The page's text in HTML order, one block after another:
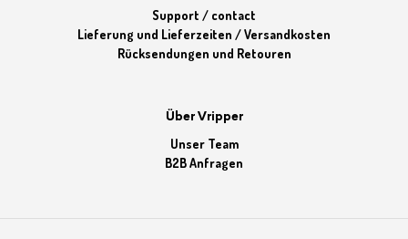
Support / contact
Lieferung und Lieferzeiten / Versandkosten
Rücksendungen und Retouren
Über Vripper
Unser Team
B2B Anfragen